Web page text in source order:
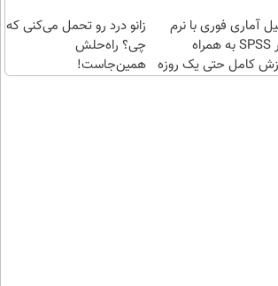
چند
کلیک)
آماری فوری با نرم
افزار SPSS به همراه
کامل حتی یک روزه
زانو درد رو تحمل می‌کنی که
چی؟ راه‌حلش
همین‌جاست!